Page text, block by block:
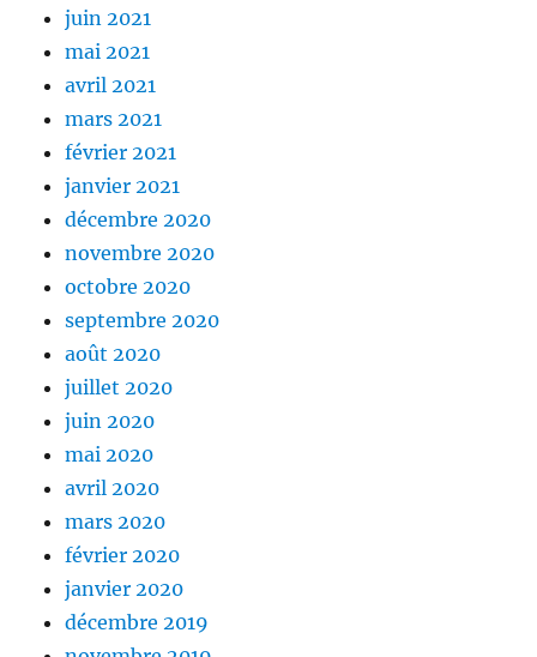
juin 2021
mai 2021
avril 2021
mars 2021
février 2021
janvier 2021
décembre 2020
novembre 2020
octobre 2020
septembre 2020
août 2020
juillet 2020
juin 2020
mai 2020
avril 2020
mars 2020
février 2020
janvier 2020
décembre 2019